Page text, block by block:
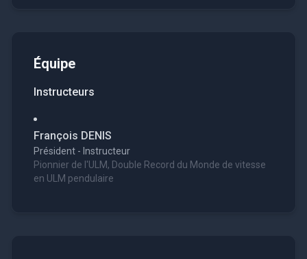
Équipe
Instructeurs
François DENIS
Président - Instructeur
Pionnier de l'ULM, Double Record du Monde de vitesse
en ULM pendulaire